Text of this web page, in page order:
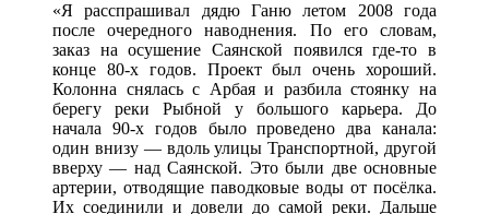
«Я расспрашивал дядю Ганю летом 2008 года
после очередного наводнения. По его словам,
заказ на осушение Саянской появился где-то в
конце 80-х годов. Проект был очень хороший.
Колонна снялась с Арбая и разбила стоянку на
берегу реки Рыбной у большого карьера. До
начала 90-х годов было проведено два канала:
один внизу — вдоль улицы Транспортной, другой
вверху — над Саянской. Это были две основные
артерии, отводящие паводковые воды от посёлка.
Их соединили и довели до самой реки. Дальше